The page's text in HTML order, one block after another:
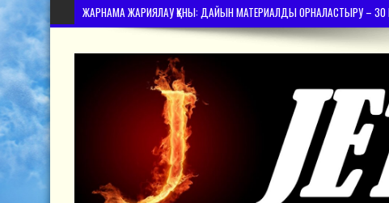
ЖАРНАМА ЖАРИЯЛАУ ҚҰНЫ: ДАЙЫН МАТЕРИАЛДЫ ОРНАЛАСТЫРУ – 30